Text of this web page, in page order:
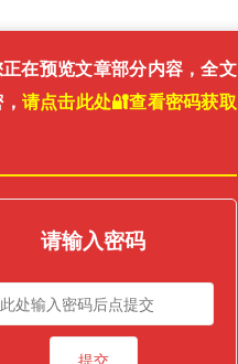
正在预览文章部分内容，全文
请点击此处🔐️查看密码获取
请输入密码